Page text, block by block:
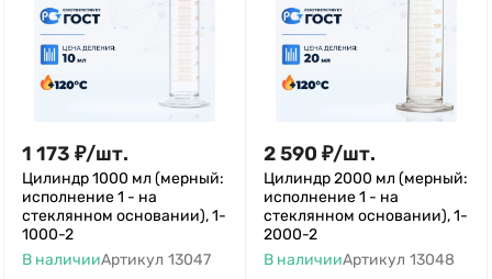
1 173 ₽/шт.
Цилиндр 1000 мл (мерный:
исполнение 1 - на
стеклянном основании), 1-
1000-2
В наличииАртикул 13047
2 590 ₽/шт.
Цилиндр 2000 мл (мерный:
исполнение 1 - на
стеклянном основании), 1-
2000-2
В наличииАртикул 13048